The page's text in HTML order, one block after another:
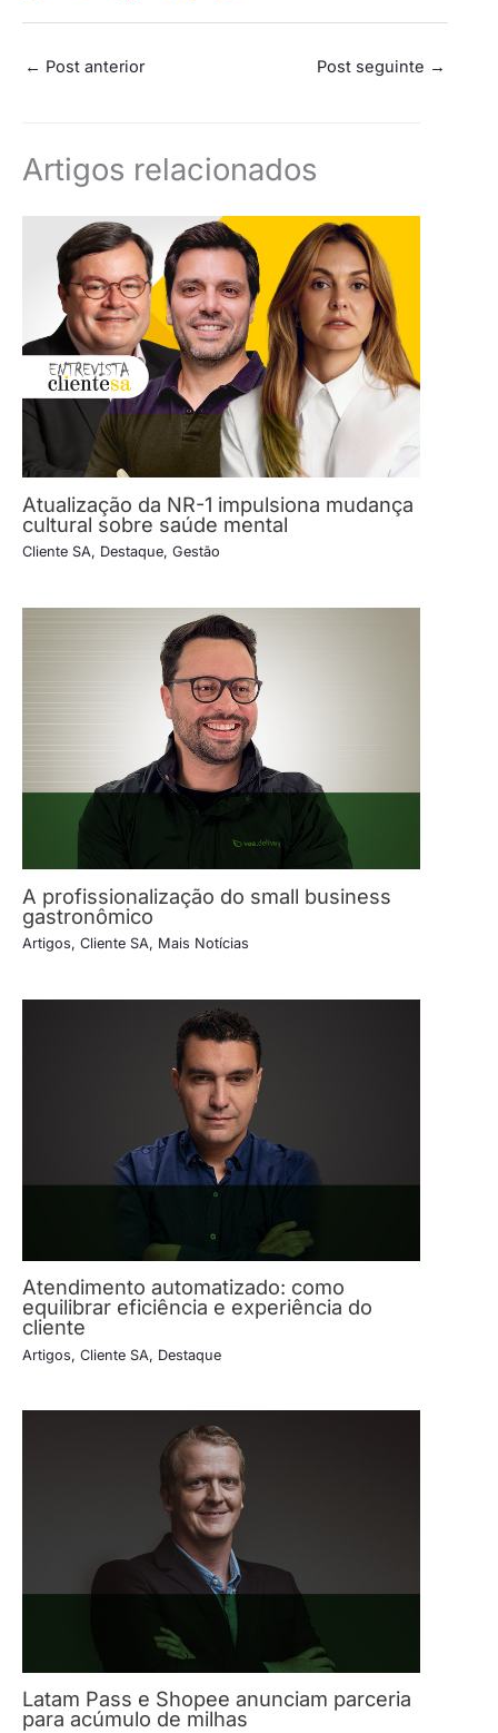
← Post anterior Post seguinte →
Artigos relacionados
Atualização da NR-1 impulsiona mudança
cultural sobre saúde mental
Cliente SA, Destaque, Gestão
A profissionalização do small business
gastronômico
Artigos, Cliente SA, Mais Notícias
Atendimento automatizado: como
equilibrar eficiência e experiência do
cliente
Artigos, Cliente SA, Destaque
Latam Pass e Shopee anunciam parceria
para acúmulo de milhas